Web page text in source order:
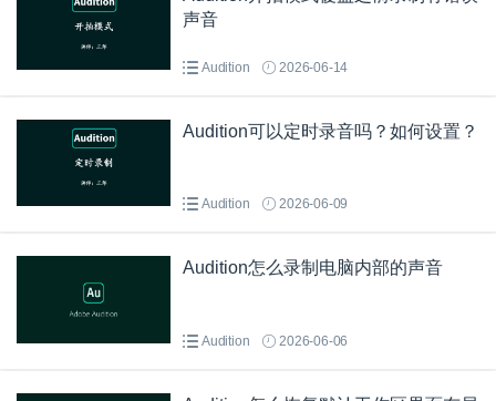
声音
Audition 2026-06-14
Audition可以定时录音吗？如何设置？
Audition 2026-06-09
Audition怎么录制电脑内部的声音
Audition 2026-06-06